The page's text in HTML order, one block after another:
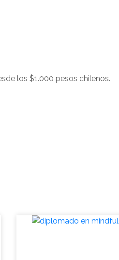
los $1.000 pesos chilenos.